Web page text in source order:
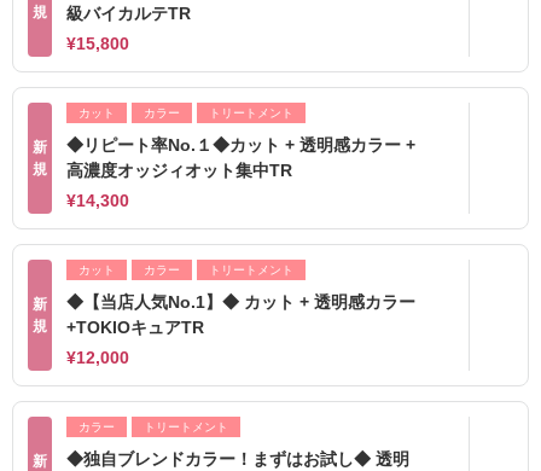
規
級バイカルテTR
¥15,800
新
規
カット カラー トリートメント
◆リピート率No.１◆カット + 透明感カラー +
高濃度オッジィオット集中TR
¥14,300
新
規
カット カラー トリートメント
◆【当店人気No.1】◆ カット + 透明感カラー
+TOKIOキュアTR
¥12,000
新
カラー トリートメント
◆独自ブレンドカラー！まずはお試し◆ 透明